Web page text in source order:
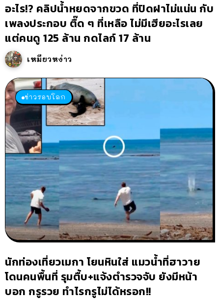
อะไร!? คลิปน้ำหยดจากขวด ที่ปิดฝาไม่แน่น กับ
เพลงประกอบ ตื๊ด ๆ ที่เหลือ ไม่มีเฮียอะไรเลย
แต่คนดู 125 ล้าน กดไลก์ 17 ล้าน
เหมียวหง่าว
ข่าวรอบโลก
นักท่องเที่ยวเมกา โยนหินใส่ แมวน้ำที่ฮาวาย
โดนคนพื้นที่ รุมตื้บ+แจ้งตำรวจจับ ยังมีหน้า
บอก กรูรวย ทำไรกรูไม่ได้หรอก!!